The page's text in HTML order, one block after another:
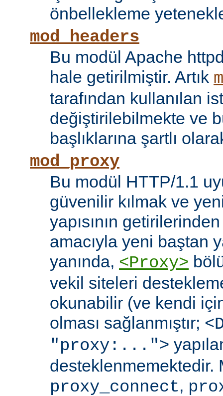
önbellekleme
mod_headers
Bu modül Apache
hale getirilmiştir. Artık
tarafından kullanılan
değiştirilebilmekte ve
başlıklarına şartlı
mod_proxy
Bu modül HTTP/1.1
güvenilir kılmak ve
yapısının
amacıyla yeni baştan
yanında, <Proxy>
vekil siteleri
okunabilir (ve kendi
olması sağlanmıştır;
"proxy:...">
desteklenmemektedir.
proxy_connect,